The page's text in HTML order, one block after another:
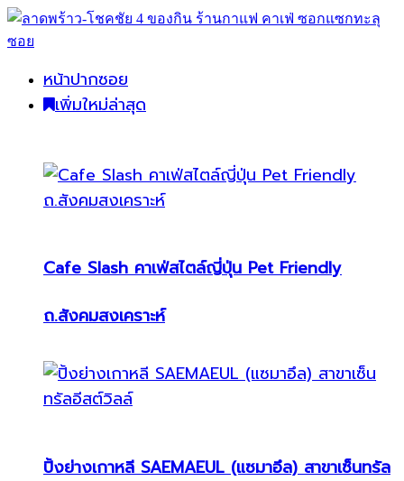
หน้าปากซอย
เพิ่มใหม่ล่าสุด
Cafe Slash คาเฟ่สไตล์ญี่ปุ่น Pet Friendly
ถ.สังคมสงเคราะห์
ปิ้งย่างเกาหลี SAEMAEUL (แซมาอึล) สาขาเซ็นทรัล